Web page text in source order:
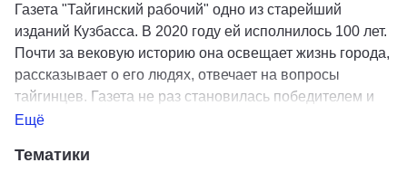
Газета "Тайгинский рабочий" одно из старейший
изданий Кузбасса. В 2020 году ей исполнилось 100 лет.
Почти за вековую историю она освещает жизнь города,
рассказывает о его людях, отвечает на вопросы
тайгинцев. Газета не раз становилась победителем и
призером различных конкурсов.
Ещё
Тематики